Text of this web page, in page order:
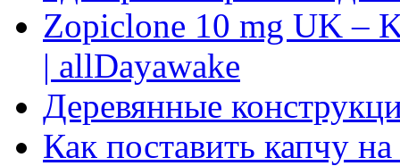
Zopiclone 10 mg UK –
| allDayawake
Деревянные
Как поставить капчу